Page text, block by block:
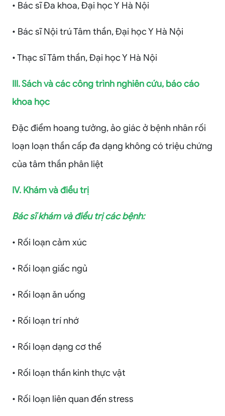
• Bác sĩ Đa khoa, Đại học Y Hà Nội
• Bác sĩ Nội trú Tâm thần, Đại học Y Hà Nội
• Thạc sĩ Tâm thần, Đại học Y Hà Nội
III. Sách và các công trình nghiên cứu, báo cáo
khoa học
Đặc điểm hoang tưởng, ảo giác ở bệnh nhân rối
loạn loạn thần cấp đa dạng không có triệu chứng
của tâm thần phân liệt
IV. Khám và điều trị
Bác sĩ khám và điều trị các bệnh:
• Rối loạn cảm xúc
• Rối loạn giấc ngủ
• Rối loạn ăn uống
• Rối loạn trí nhớ
• Rối loạn dạng cơ thể
• Rối loạn thần kinh thực vật
• Rối loạn liên quan đến stress